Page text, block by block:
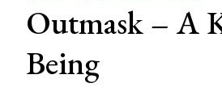
Outmask – A
Being